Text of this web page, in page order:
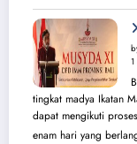
tingkat madya Ikatan
dapat mengikuti
enam hari yang